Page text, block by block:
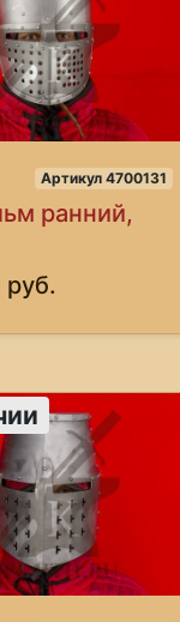
Артикул 4700131
ранний,